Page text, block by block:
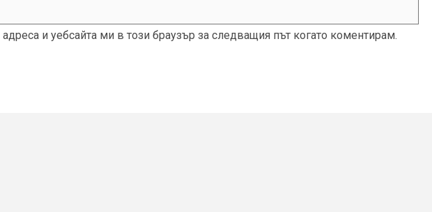
и уебсайта ми в този браузър за следващия път когато коментирам.